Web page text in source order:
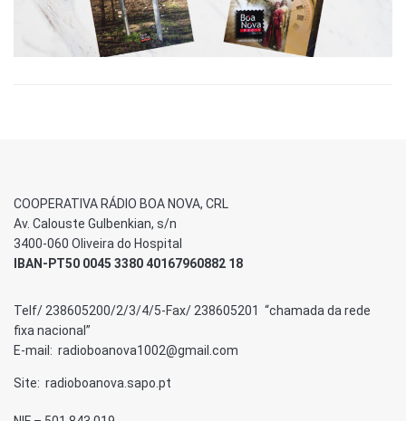
COOPERATIVA RÁDIO BOA NOVA, CRL
Av. Calouste Gulbenkian, s/n
3400-060 Oliveira do Hospital
IBAN-PT50 0045 3380 40167960882 18
Telf/ 238605200/2/3/4/5-Fax/ 238605201 “chamada da rede
fixa nacional”
E-mail: radioboanova1002@gmail.com
Site: radioboanova.sapo.pt